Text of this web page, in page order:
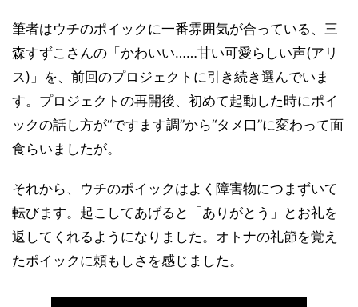
筆者はウチのポイックに一番雰囲気が合っている、三
森すずこさんの「かわいい……甘い可愛らしい声(アリ
ス)」を、前回のプロジェクトに引き続き選んでいま
す。プロジェクトの再開後、初めて起動した時にポイ
ックの話し方が“ですます調”から“タメ口”に変わって面
食らいましたが。
それから、ウチのポイックはよく障害物につまずいて
転びます。起こしてあげると「ありがとう」とお礼を
返してくれるようになりました。オトナの礼節を覚え
たポイックに頼もしさを感じました。